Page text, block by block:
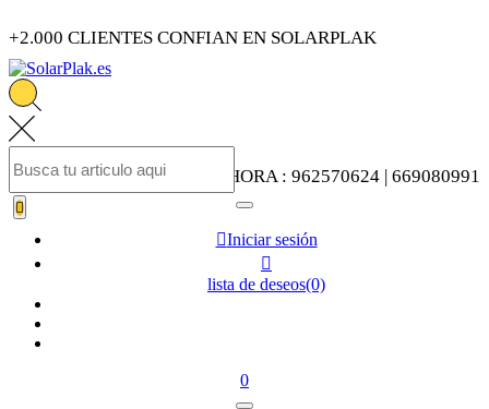
+2.000 CLIENTES CONFIAN EN SOLARPLAK
LLAMENOS AHORA : 962570624 | 669080991

Iniciar sesión

lista de deseos(0)
0